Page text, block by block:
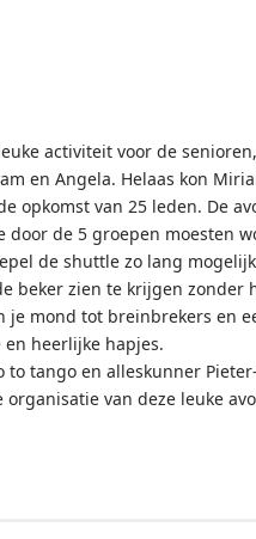
activiteit voor de
en Angela. Helaas kon
opkomst van 25 leden. De
de 5 groepen moesten
de shuttle zo lang
beker zien te krijgen zonder
mond tot breinbrekers en
heerlijke hapjes.
tango en alleskunner
van deze leuke